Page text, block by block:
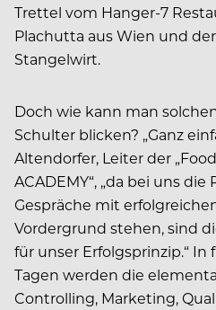
Trettel vom Hanger-7
Plachutta aus Wien und
Stangelwirt.
Doch wie kann man
Schulter blicken? „Ganz
Altendorfer, Leiter der
ACADEMY“, „da bei uns die
Gespräche mit
Vordergrund stehen, sind
für unser Erfolgsprinzip.“
Tagen werden die
Controlling, Marketing,